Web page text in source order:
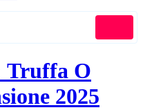
Truffa O
2025